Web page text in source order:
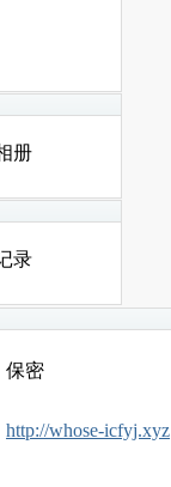
册
录
保密
http://whose-icfyj.xyz